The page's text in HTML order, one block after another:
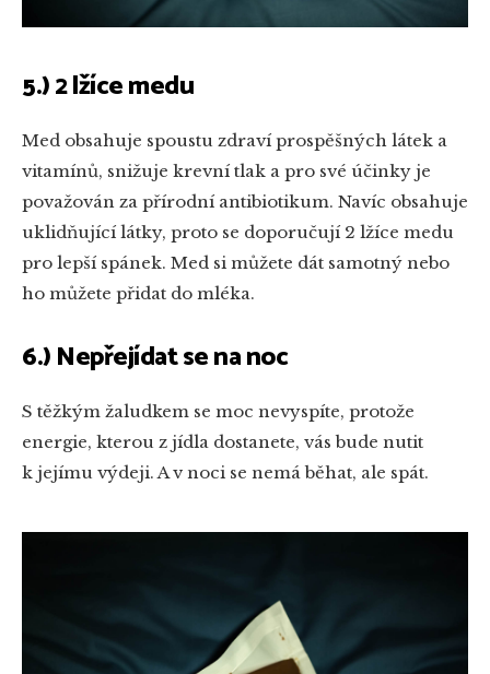
5.) 2 lžíce medu
Med obsahuje spoustu zdraví prospěšných látek a
vitamínů, snižuje krevní tlak a pro své účinky je
považován za přírodní antibiotikum. Navíc obsahuje
uklidňující látky, proto se doporučují 2 lžíce medu
pro lepší spánek. Med si můžete dát samotný nebo
ho můžete přidat do mléka.
6.) Nepřejídat se na noc
S těžkým žaludkem se moc nevyspíte, protože
energie, kterou z jídla dostanete, vás bude nutit
k jejímu výdeji. A v noci se nemá běhat, ale spát.